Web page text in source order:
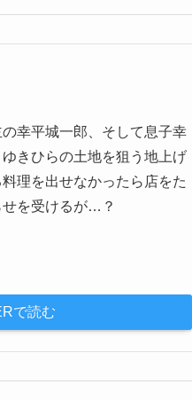
幸平城一郎、そして息子幸
きひらの土地を狙う地上げ
理を出せなかったら店をた
せを受けるが…？
で読む